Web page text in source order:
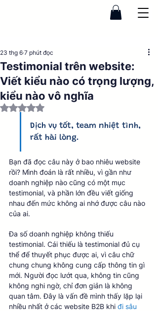
Testimonial trên website:
Viết kiểu nào có trọng lượng,
kiểu nào vô nghĩa
23 thg 6 7 phút đọc
Đã xếp hạng NaN/5 sao.
Dịch vụ tốt, team nhiệt tình,
rất hài lòng.
Bạn đã đọc câu này ở bao nhiêu website
rồi? Mình đoán là rất nhiều, vì gần như
doanh nghiệp nào cũng có một mục
testimonial, và phần lớn đều viết giống
nhau đến mức không ai nhớ được câu nào
của ai.
Đa số doanh nghiệp không thiếu
testimonial. Cái thiếu là testimonial đủ cụ
thể để thuyết phục được ai, vì câu chữ
chung chung không cung cấp thông tin gì
mới. Người đọc lướt qua, không tin cũng
không nghi ngờ, chỉ đơn giản là không
quan tâm. Đây là vấn đề mình thấy lặp lại
nhiều nhất ở các website B2B khi đi sâu